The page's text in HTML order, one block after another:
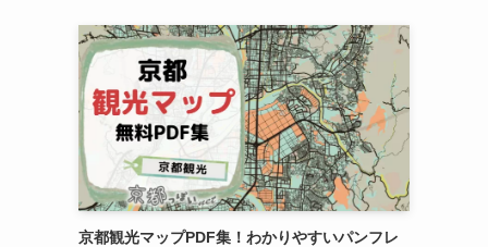
京都観光マップPDF集！わかりやすいパンフレ